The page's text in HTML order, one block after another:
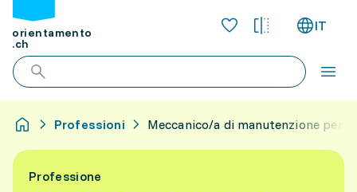
orientamento
.ch
IT
Professioni Meccanico/a di manutenzione per
Professione